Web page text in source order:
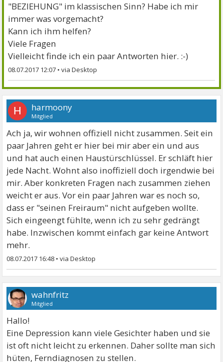
"BEZIEHUNG" im klassischen Sinn? Habe ich mir
immer was vorgemacht?
Kann ich ihm helfen?
Viele Fragen
Vielleicht finde ich ein paar Antworten hier. :-)
08.07.2017 12:07 •
H harmoony
Mitglied
Ach ja, wir wohnen offiziell nicht zusammen. Seit ein
paar Jahren geht er hier bei mir aber ein und aus
und hat auch einen Haustürschlüssel. Er schläft hier
jede Nacht. Wohnt also inoffiziell doch irgendwie bei
mir. Aber konkreten Fragen nach zusammen ziehen
weicht er aus. Vor ein paar Jahren war es noch so,
dass er "seinen Freiraum" nicht aufgeben wollte.
Sich eingeengt fühlte, wenn ich zu sehr gedrängt
habe. Inzwischen kommt einfach gar keine Antwort
mehr.
08.07.2017 16:48 •
wahnfritz
Mitglied
Hallo!
Eine Depression kann viele Gesichter haben und sie
ist oft nicht leicht zu erkennen. Daher sollte man sich
hüten, Ferndiagnosen zu stellen.